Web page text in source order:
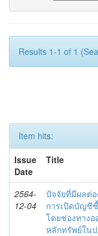
Results 1-1 of 1
Item hits:
Issue
Date
Title
2564-
12-04
ปัจจัยที่มีผลต่
การเปิดบัญชี
โดยช่องทาง
หลักทรัพย์ในป